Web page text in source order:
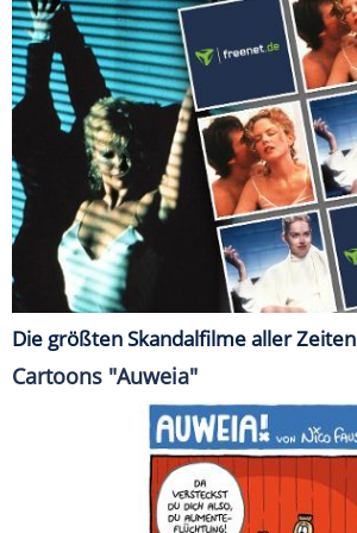
Die größten Skandalfilme aller Zeiten
Cartoons "Auweia"